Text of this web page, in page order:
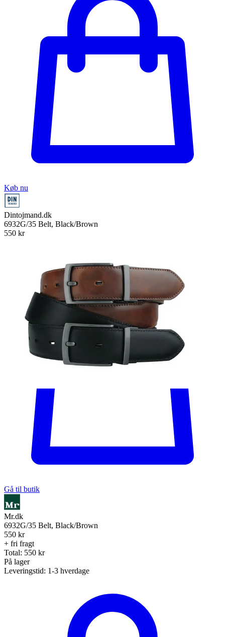
Køb nu
Dintojmand.dk
6932G/35 Belt, Black/Brown
550 kr
Gå til butik
Mr.dk
6932G/35 Belt, Black/Brown
550 kr
+ fri fragt
Total: 550 kr
På lager
Leveringstid: 1-3 hverdage